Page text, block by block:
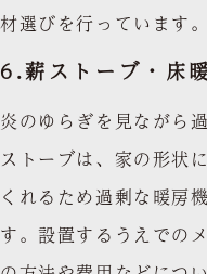
材選びを行っています。
6.薪ストーブ・床
炎のゆらぎを見ながら
ストーブは、家の形状
くれるため過剰な暖房
す。設置するうえでの